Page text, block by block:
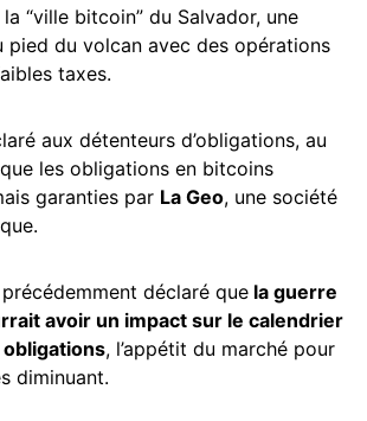
“ville bitcoin” du Salvador, une
pied du volcan avec des opérations
taxes.
aux détenteurs d’obligations, au
les obligations en bitcoins
garanties par La Geo, une société
déclaré que la guerre
avoir un impact sur le calendrier
obligations, l’appétit du marché pour
diminuant.